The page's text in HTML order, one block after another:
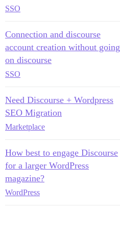
SSO
Connection and discourse
account creation without going
on discourse
SSO
Need Discourse + Wordpress
SEO Migration
Marketplace
How best to engage Discourse
for a larger WordPress
magazine?
WordPress